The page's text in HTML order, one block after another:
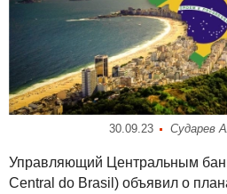
30.09.23 Сударев
Управляющий Центральным
Central do Brasil) объявил о